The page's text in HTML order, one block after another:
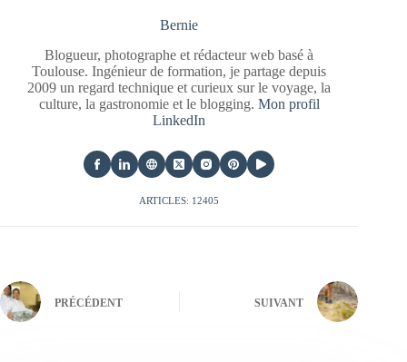
Bernie
Blogueur, photographe et rédacteur web basé à
Toulouse. Ingénieur de formation, je partage depuis
2009 un regard technique et curieux sur le voyage, la
culture, la gastronomie et le blogging. Mon profil
LinkedIn
ARTICLES: 12405
PRÉCÉDENT SUIVANT